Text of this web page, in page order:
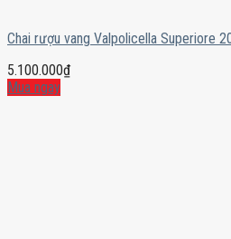
Chai rượu vang Valpolicella Superiore
5.100.000₫
Mua ngay